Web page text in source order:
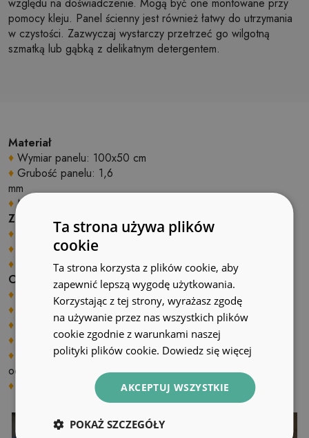
pomocy kleju. Panel ścienny jest również łatwy do utrzymania
w czystości. Zazwyczaj wystarczy przetrzeć go wilgotną
szmatką lub gąbką z delikatnym detergentem.
Materiał
♦ Wymiar panelu: 100x50 cm
♦ Grubość panelu: 1,6
mm
♦Materiał: Winyl wzmocniony siatką PES z klejem
Zastosowanie
♦ Wnętrza pomieszczeń;
♦ Ściany, podłogi, sufity;
♦ Może być naklejony na panele, kafelki, metal czy farbę.
Cechy produktu
♦ Gładka i struktura;
♦ Szybki i łatwy montaż;
♦ Możliwość samodzielnego docinania na wymiar;
♦ Cyfrowy nadruk przy użyciu ekologicznych tuszy
♦ Odporny na ścieranie, uszkodzenia mechaniczne,
odbarwienia i promieniowanie UV
♦ Zakres temperatur stosowania: od –10 C do +60 C;
Ta strona używa plików
cookie
Ta strona korzysta z plików cookie, aby
zapewnić lepszą wygodę użytkowania.
Korzystając z tej strony, wyrażasz zgodę
na używanie przez nas wszystkich plików
cookie zgodnie z warunkami naszej
polityki plików cookie. Dowiedz się więcej
AKCEPTUJ WSZYSTKIE
POKAŻ SZCZEGÓŁY